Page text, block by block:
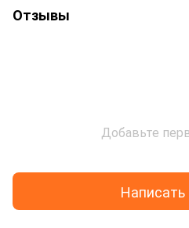
Отзывы
Добавьте